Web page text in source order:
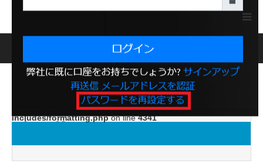
: ltrim() expects parameter 1 to be string, object given
/home/jwc88/xn--fx-
1b4aw32prutzhc733epto.com/public_html/wp-
includes/formatting.phpon line4341
image10